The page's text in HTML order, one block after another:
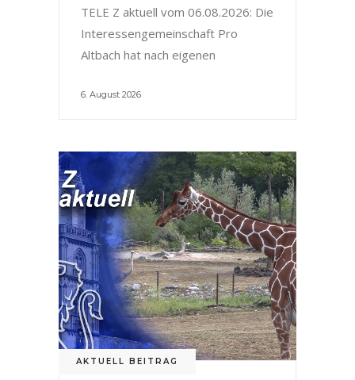
TELE Z aktuell vom 06.08.2026: Die
Interessengemeinschaft Pro
Altbach hat nach eigenen
6. August 2026
AKTUELL BEITRAG